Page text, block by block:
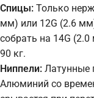
Спицы: Только
мм) или 12G (2.6
собрать на 14G
90 кг.
Ниппели: Латунные
Алюминий со